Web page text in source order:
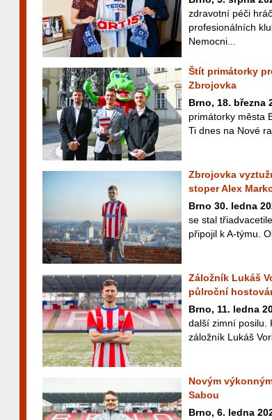
zdravotní péči
profesionálních
Nemocni...
Štít primátorky
Zbrojovka
Brno, 18. března
primátorky města
Ti dnes na Nové
Zbrojovka
stoper Alex
Brno 30. ledna
se stal
připojil k A-týmu.
Záložník Lukáš
půlroční
Brno, 11. ledna
další zimní posilu.
záložník Lukáš
Novým
Sabou
Brno, 6. ledna